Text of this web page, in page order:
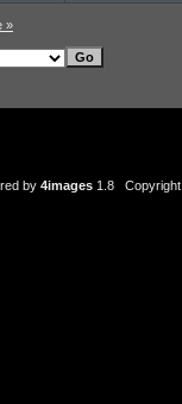
»
by 4images1.8 Copyright